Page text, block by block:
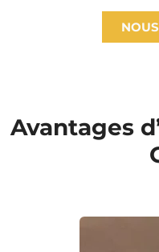
Avantages